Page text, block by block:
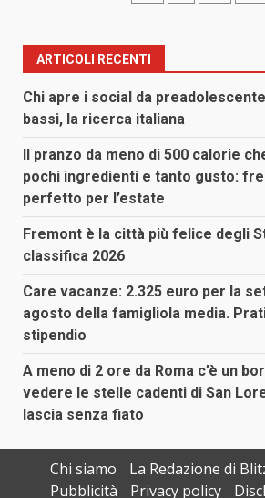
articoli
ARTICOLI RECENTI
Chi apre i social da
bassi, la ricerca italiana
Il pranzo da meno di 500 calorie
pochi ingredienti e tanto gusto:
perfetto per l’estate
Fremont è la città più felice degli
classifica 2026
Care vacanze: 2.325 euro per la
agosto della famigliola media.
stipendio
A meno di 2 ore da Roma c’è un
vedere le stelle cadenti di San
lascia senza fiato
Chi siamo
La Redazione di
Pubblicità
Privacy policy